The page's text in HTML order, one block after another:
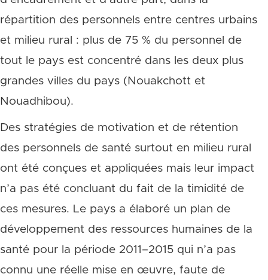
répartition des personnels entre centres urbains
et milieu rural : plus de 75 % du personnel de
tout le pays est concentré dans les deux plus
grandes villes du pays (Nouakchott et
Nouadhibou).
Des stratégies de motivation et de rétention
des personnels de santé surtout en milieu rural
ont été conçues et appliquées mais leur impact
n’a pas été concluant du fait de la timidité de
ces mesures. Le pays a élaboré un plan de
développement des ressources humaines de la
santé pour la période 2011–2015 qui n’a pas
connu une réelle mise en œuvre, faute de